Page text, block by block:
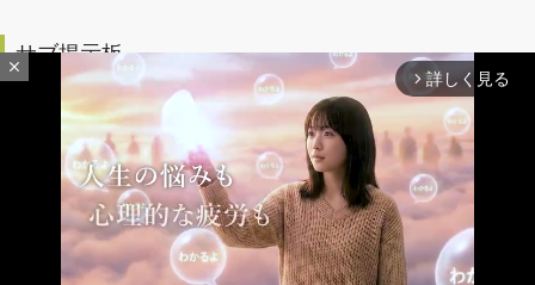
最新レスへ 下へ
サブ掲示板
恋愛相談 （135332） 男性陣教えて（16398）
いけない恋 （3152） 男女の本音 （7194）
占い・おまじない・スピ
リチュアル （3907）
close
arrow_forward_ios 詳しく見る